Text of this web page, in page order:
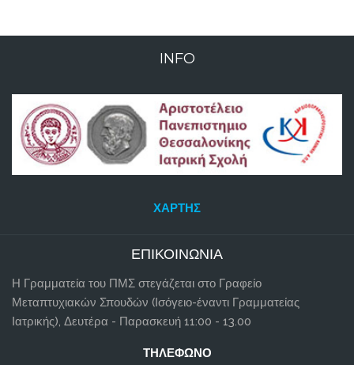
INFO
ΧΆΡΤΗΣ
ΕΠΙΚΟΙΝΩΝΊΑ
Η Γραμματεία του ΠΜΣ στεγάζεται στο Γραφείο
Μεταπτυχιακών Σπουδών (Ισόγειο-έναντι Γραμματείας
Ιατρικής), Δευτέρα - Παρασκευή 11:00 - 13.00
ΤΗΛΈΦΩΝΟ